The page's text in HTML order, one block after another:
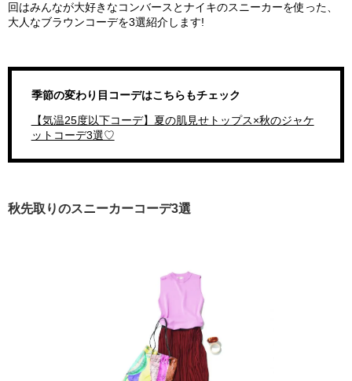
回はみんなが大好きなコンバースとナイキのスニーカーを使った、
大人なブラウンコーデを3選紹介します!
季節の変わり目コーデはこちらもチェック
【気温25度以下コーデ】夏の肌見せトップス×秋のジャケ
ットコーデ3選♡
秋先取りのスニーカーコーデ3選